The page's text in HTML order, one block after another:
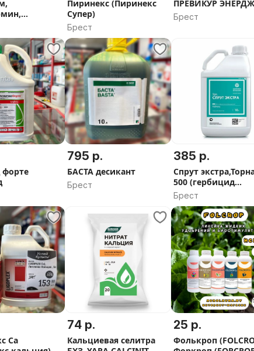
Пиринекс (Пиринекс
Супер)
Брест
ПРЕВИКУР
Брест
795 р.
БАСТА десикант
Брест
385 р.
Спрут
500 (гербицид
сплошного
действия),10 л
Брест
Ca
74 р.
Кальциевая селитра
25 р.
Фолькроп